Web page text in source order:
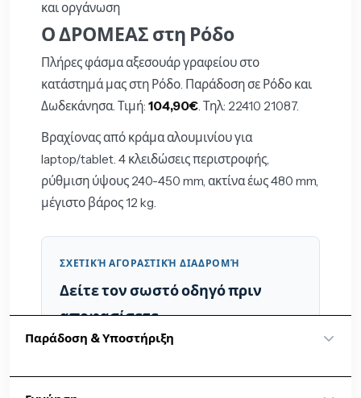
και οργάνωση
Ο ΔΡΟΜΕΑΣ στη Ρόδο
Πλήρες φάσμα αξεσουάρ γραφείου στο
κατάστημά μας στη Ρόδο. Παράδοση σε Ρόδο και
Δωδεκάνησα. Τιμή:104,90€. Τηλ: 22410 21087.
Βραχίονας από κράμα αλουμινίου για
laptop/tablet. 4 κλειδώσεις περιστροφής,
ρύθμιση ύψους 240-450 mm, ακτίνα έως 480 mm,
μέγιστο βάρος 12 kg.
ΣΧΕΤΙΚΉ ΑΓΟΡΑΣΤΙΚΉ ΔΙΑΔΡΟΜΉ
Δείτε τον σωστό οδηγό πριν
αποφασίσετε
Παράδοση & Υποστήριξη